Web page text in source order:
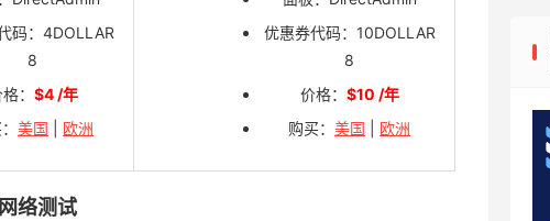
码：4DOLLAR
8
： $4 /年
美国 欧洲
优惠券代码：10DOLLAR
8
价格： $10 /年
购买： 美国 欧洲
络测试